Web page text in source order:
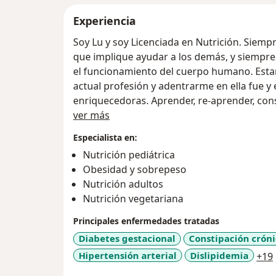
Experiencia
Soy Lu y soy Licenciada en Nutrición.
que implique ayudar a los demás, y
el funcionamiento del cuerpo humano.
actual profesión y adentrarme en ella fue y
enriquecedoras. Aprender, re-aprender,
estudiarla, ejercerla, todo un aprendizaje
objetivo es poder ayudarte a tener la
Soy amante de la cocina! Es un espacio
Me encanta diseñar, crear contenido y
lo vas a ver reflejado en los E-books y
web y en las recetas riquísimas que publico
Te doy la bienvenida a este especio en
propongas, aprendiendo hábitos para una
dietas restrictivas, no hay alimentos
"prohibidos". Cada encuentro se
ver más
Especialista en:
Nutrición pediátrica
Obesidad y sobrepeso
Nutrición adultos
Nutrición vegetariana
Principales enfermedades tratadas
Diabetes gestacional Constipación
Hipertensión arterial
Dislipidemia +19